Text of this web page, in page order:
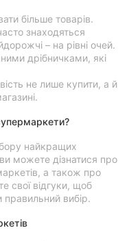
більше товарів.
знаходяться
– на рівні очей.
дрібничками, які
не лише купити, а й
найкращих
можете дізнатися про
а також про
свої відгуки, щоб
вибір.